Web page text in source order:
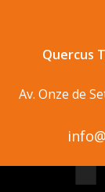
Quercus
Av. Onze de